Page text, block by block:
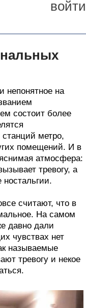
войти
непонятное на
состоит более
метро,
помещений. И в
атмосфера:
тревогу, а
считают, что в
На самом
давно дали
чувствах нет
называемые
тревогу и некое